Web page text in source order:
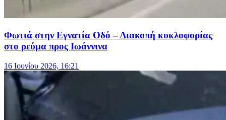
Φωτιά στην Εγνατία Οδό – Διακοπή κυκλοφορίας
στο ρεύμα προς Ιωάννινα
16 Ιουνίου 2026, 16:21